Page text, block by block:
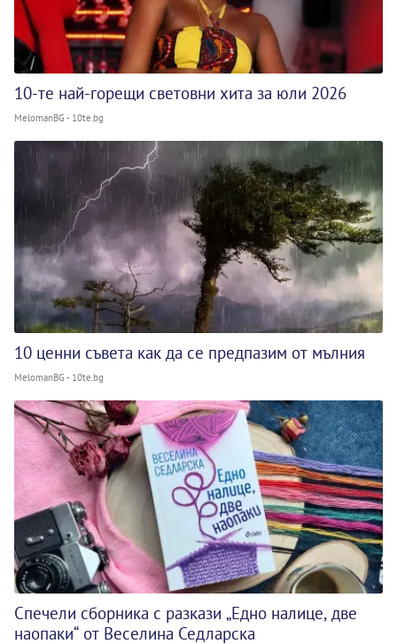
10-те най-горещи световни хита за юли 2026
MelomanBG - 10te.bg
10 ценни съвета как да се предпазим от мълния
MelomanBG - 10te.bg
Спечели сборника с разкази „Едно налице, две
наопаки“ от Веселина Седларска